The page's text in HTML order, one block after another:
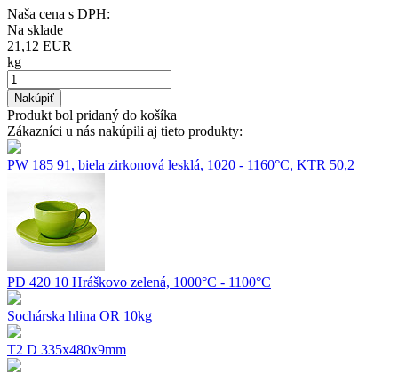
Naša cena s DPH:
Na sklade
21,12 EUR
kg
Nakúpiť
Produkt bol pridaný do košíka
Zákazníci u nás nakúpili aj tieto produkty:
PW 185 91, biela zirkonová lesklá, 1020 - 1160°C, KTR 50,2
PD 420 10 Hráškovo zelená, 1000°C - 1100°C
Sochárska hlina OR 10kg
T2 D 335x480x9mm